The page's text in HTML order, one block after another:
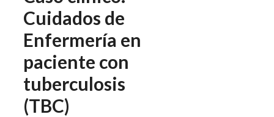
Cuidados de
Enfermería en
paciente con
tuberculosis
(TBC)